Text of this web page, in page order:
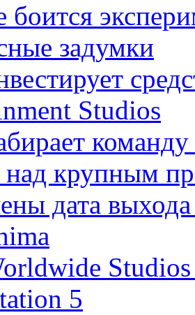
боится
задумки
Studios
крупным
дата
5